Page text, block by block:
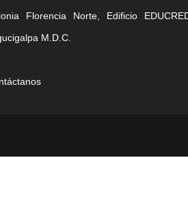
Florencia Norte, Edificio
M.D.C.